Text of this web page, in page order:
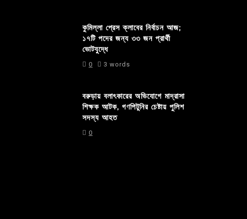
কুমিল্লা প্রেস ক্লাবের নির্বাচন আজ;
১৭টি পদের জন্য ৩৩ জন প্রার্থী
ভোটযুদ্ধে
0 3 words
বরুড়ায় বলাৎকারের অভিযোগে মাদ্রাসা
শিক্ষক আটক, গণপিটুনির চেষ্টায় পুলিশ
সদস্য আহত
0